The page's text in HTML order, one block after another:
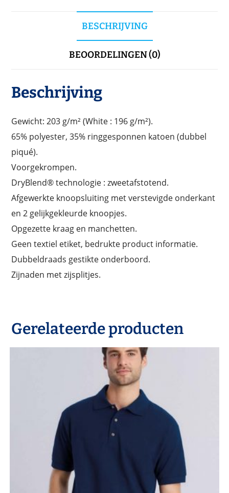
BESCHRIJVING
BEOORDELINGEN (0)
Beschrijving
Gewicht: 203 g/m² (White : 196 g/m²).
65% polyester, 35% ringgesponnen katoen (dubbel
piqué).
Voorgekrompen.
DryBlend® technologie : zweetafstotend.
Afgewerkte knoopsluiting met verstevigde onderkant
en 2 gelijkgekleurde knoopjes.
Opgezette kraag en manchetten.
Geen textiel etiket, bedrukte product informatie.
Dubbeldraads gestikte onderboord.
Zijnaden met zijsplitjes.
Gerelateerde producten